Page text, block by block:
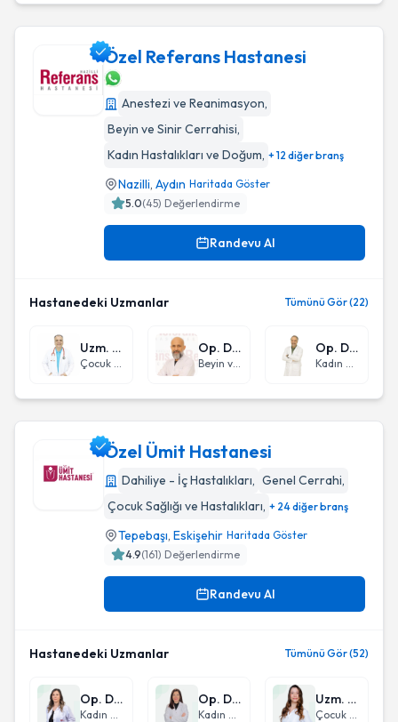
Özel Referans Hastanesi
Özel Referans Hastanesi
Anestezi ve Reanimasyon,
Beyin ve Sinir Cerrahisi,
Kadın Hastalıkları ve Doğum, + 12 diğer branş
Nazilli, Aydın Haritada Göster
5.0(45) Değerlendirme
Randevu Al
Hastanedeki Uzmanlar Tümünü Gör (22)
Uzm. Dr. Ahmet Hamdi Erkal
Çocuk Sağlığı ve Hastalıkları
Op. Dr. Sercan Savaş Yalçın
Beyin ve Sinir Cerrahisi
Op. Dr. Ercan Ciğerli
Kadın Hastalıkları ve Doğum
Özel Ümit Hastanesi
Dahiliye - İç Hastalıkları, Genel Cerrahi,
Çocuk Sağlığı ve Hastalıkları, + 24 diğer branş
Tepebaşı, Eskişehir Haritada Göster
4.9(161) Değerlendirme
Randevu Al
Hastanedeki Uzmanlar Tümünü Gör (52)
Op. Dr. Dilek Ulusoy
Kadın Hastalıkları ve Doğum
Op. Dr. Seda Deniz Işıklar
Kadın Hastalıkları ve Doğum
Uzm. Dr. Nazan Tekin Çakar
Çocuk Sağlığı ve Hastalıkları